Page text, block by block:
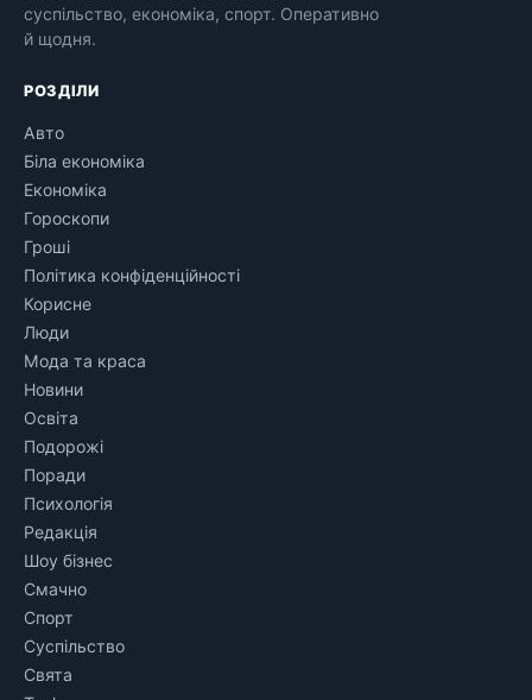
суспільство, економіка, спорт. Оперативно
й щодня.
РОЗДІЛИ
Авто
Біла економіка
Економіка
Гороскопи
Гроші
Політика конфіденційності
Корисне
Люди
Мода та краса
Новини
Освіта
Подорожі
Поради
Психологія
Редакція
Шоу бізнес
Смачно
Спорт
Суспільство
Свята